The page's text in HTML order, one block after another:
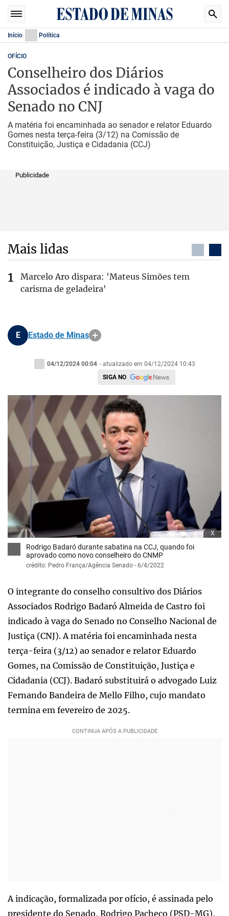
Início Política
OFÍCIO
Conselheiro dos Diários
Associados é indicado à vaga do
Senado no CNJ
A matéria foi encaminhada ao senador e relator Eduardo
Gomes nesta terça-feira (3/12) na Comissão de
Constituição, Justiça e Cidadania (CCJ)
Publicidade
Mais lidas
Marcelo Aro dispara: 'Mateus Simões tem
carisma de geladeira'
E Estado de Minas
04/12/2024 00:04 - atualizado em 04/12/2024 10:43
SIGA NO
x
Rodrigo Badaró durante sabatina na CCJ, quando foi
aprovado como novo conselheiro do CNMP
crédito: Pedro França/Agência Senado - 6/4/2022
O integrante do conselho consultivo dos Diários
Associados Rodrigo Badaró Almeida de Castro foi
indicado à vaga do Senado no Conselho Nacional de
Justiça (CNJ). A matéria foi encaminhada nesta
terça-feira (3/12) ao senador e relator Eduardo
Gomes, na Comissão de Constituição, Justiça e
Cidadania (CCJ). Badaró substituirá o advogado Luiz
Fernando Bandeira de Mello Filho, cujo mandato
termina em fevereiro de 2025.
A indicação, formalizada por ofício, é assinada pelo
presidente do Senado, Rodrigo Pacheco (PSD-MG),